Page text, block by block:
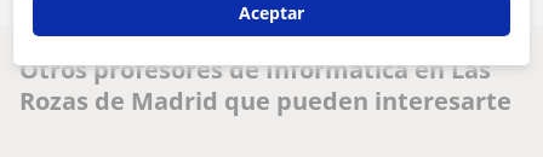
Otros profesores de Informática en Las
Rozas de Madrid que pueden interesarte
Aceptar